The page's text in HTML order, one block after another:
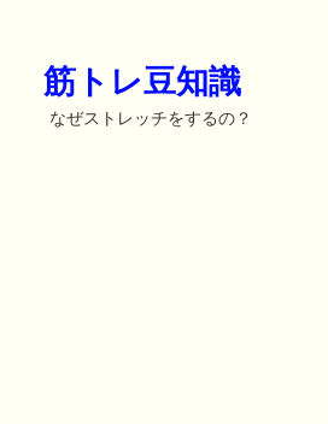
筋トレ豆知識
なぜストレッチをするの？